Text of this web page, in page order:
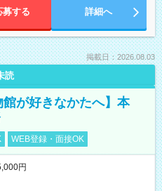
募する 詳細へ
掲載日：2026.08.03
読
が好きなかたへ】本
WEB登録・面接OK
円